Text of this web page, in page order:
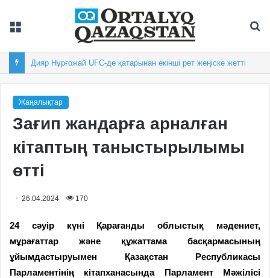
Дияр Нұрғожай UFC-де қатарынан екінші рет жеңіске жетті
Жаңалықтар
Зағип жандарға арналған
кітаптың таныстырылымы
өтті
26.04.2024 170
24 сәуір күні Қарағанды облыстық мәдениет,
мұрағаттар және құжаттама басқармасының
ұйымдастыруымен Қазақстан Республикасы
Парламентінің кітапханасында Парламент Мәжілісі